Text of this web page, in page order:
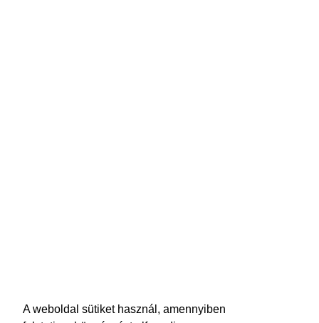
A weboldal sütiket használ, amennyiben